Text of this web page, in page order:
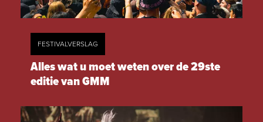
FESTIVALVERSLAG
Alles wat u moet weten over de 29ste
editie van GMM